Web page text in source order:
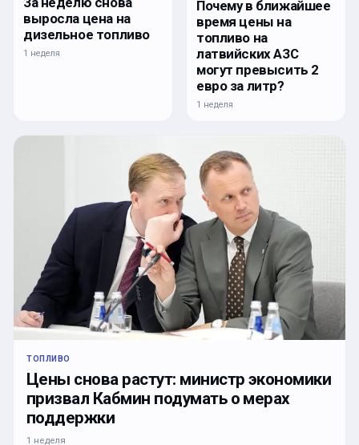
выросла цена на
дизельное топливо
1 неделя
Почему в ближайшее
время цены на
топливо на
латвийских АЗС
могут превысить 2
евро за литр?
1 неделя
ТОПЛИВО
Цены снова растут: министр экономики
призвал Кабмин подумать о мерах
поддержки
1 неделя